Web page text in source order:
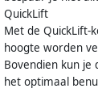
QuickLift
Met de QuickLift-
hoogte worden
Bovendien kun
het optimaal